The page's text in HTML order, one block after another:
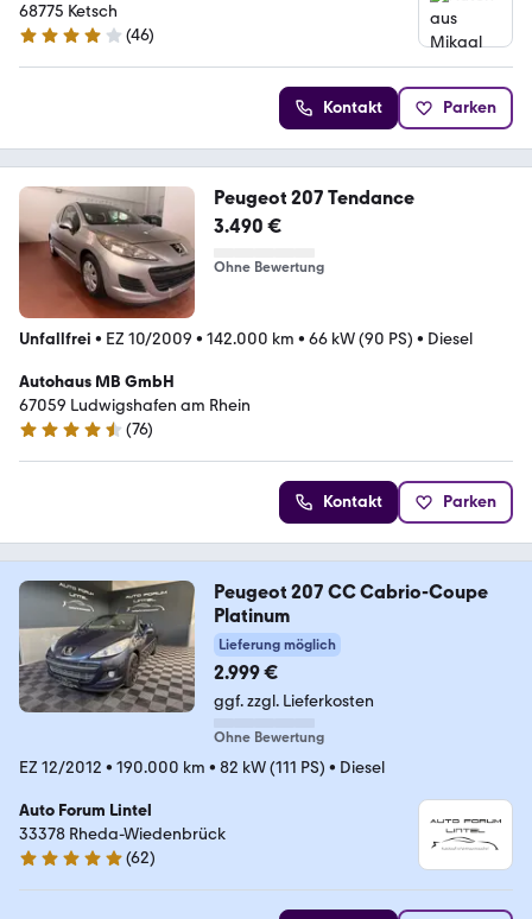
68775 Ketsch
4.2 Sterne
(46)
Kontakt Parken
Peugeot 207 Tendance
3.490 €
Ohne Bewertung
Unfallfrei • EZ 10/2009 • 142.000 km • 66 kW (90 PS) • Diesel
Autohaus MB GmbH
67059 Ludwigshafen am Rhein
4.3 Sterne
(76)
Kontakt Parken
Peugeot 207 CC Cabrio-Coupe
Platinum
Lieferung möglich
2.999 €
ggf. zzgl. Lieferkosten
Ohne Bewertung
EZ 12/2012 • 190.000 km • 82 kW (111 PS) • Diesel
Auto Forum Lintel
33378 Rheda-Wiedenbrück
5 Sterne
(62)